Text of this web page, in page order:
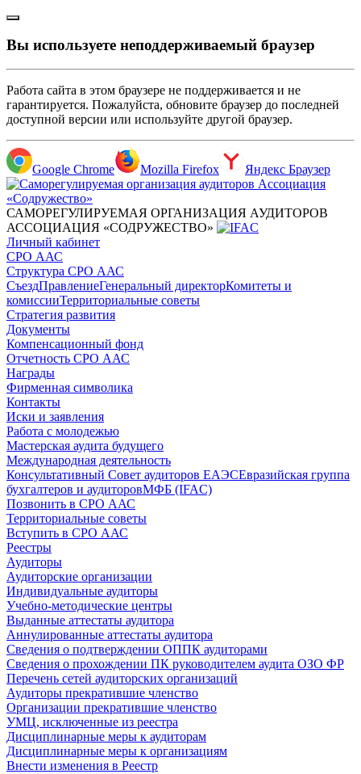
Вы используете неподдерживаемый браузер
Работа сайта в этом браузере не поддерживается и не
гарантируется. Пожалуйста, обновите браузер до последней
доступной версии или используйте другой браузер.
Google Chrome Mozilla Firefox Яндекс Браузер
САМОРЕГУЛИРУЕМАЯ ОРГАНИЗАЦИЯ АУДИТОРОВ
АССОЦИАЦИЯ «СОДРУЖЕСТВО»
Личный кабинет
СРО ААС
Структура СРО ААС
СъездПравлениеГенеральный директорКомитеты и
комиссииТерриториальные советы
Стратегия развития
Документы
Компенсационный фонд
Отчетность СРО ААС
Награды
Фирменная символика
Контакты
Иски и заявления
Работа с молодежью
Мастерская аудита будущего
Международная деятельность
Консультативный Совет аудиторов ЕАЭСЕвразийская группа
бухгалтеров и аудиторовМФБ (IFAC)
Позвонить в СРО ААС
Территориальные советы
Вступить в СРО ААС
Реестры
Аудиторы
Аудиторские организации
Индивидуальные аудиторы
Учебно-методические центры
Выданные аттестаты аудитора
Аннулированные аттестаты аудитора
Сведения о подтверждении ОППК аудиторами
Сведения о прохождении ПК руководителем аудита ОЗО ФР
Перечень сетей аудиторских организаций
Аудиторы прекратившие членство
Организации прекратившие членство
УМЦ, исключенные из реестра
Дисциплинарные меры к аудиторам
Дисциплинарные меры к организациям
Внести изменения в Реестр